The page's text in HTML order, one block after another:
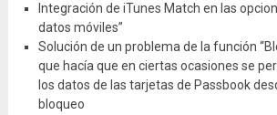
Integración de iTunes Match en las
datos móviles”
Solución de un problema de la función
que hacía que en ciertas ocasiones se
los datos de las tarjetas de Passbook
bloqueo